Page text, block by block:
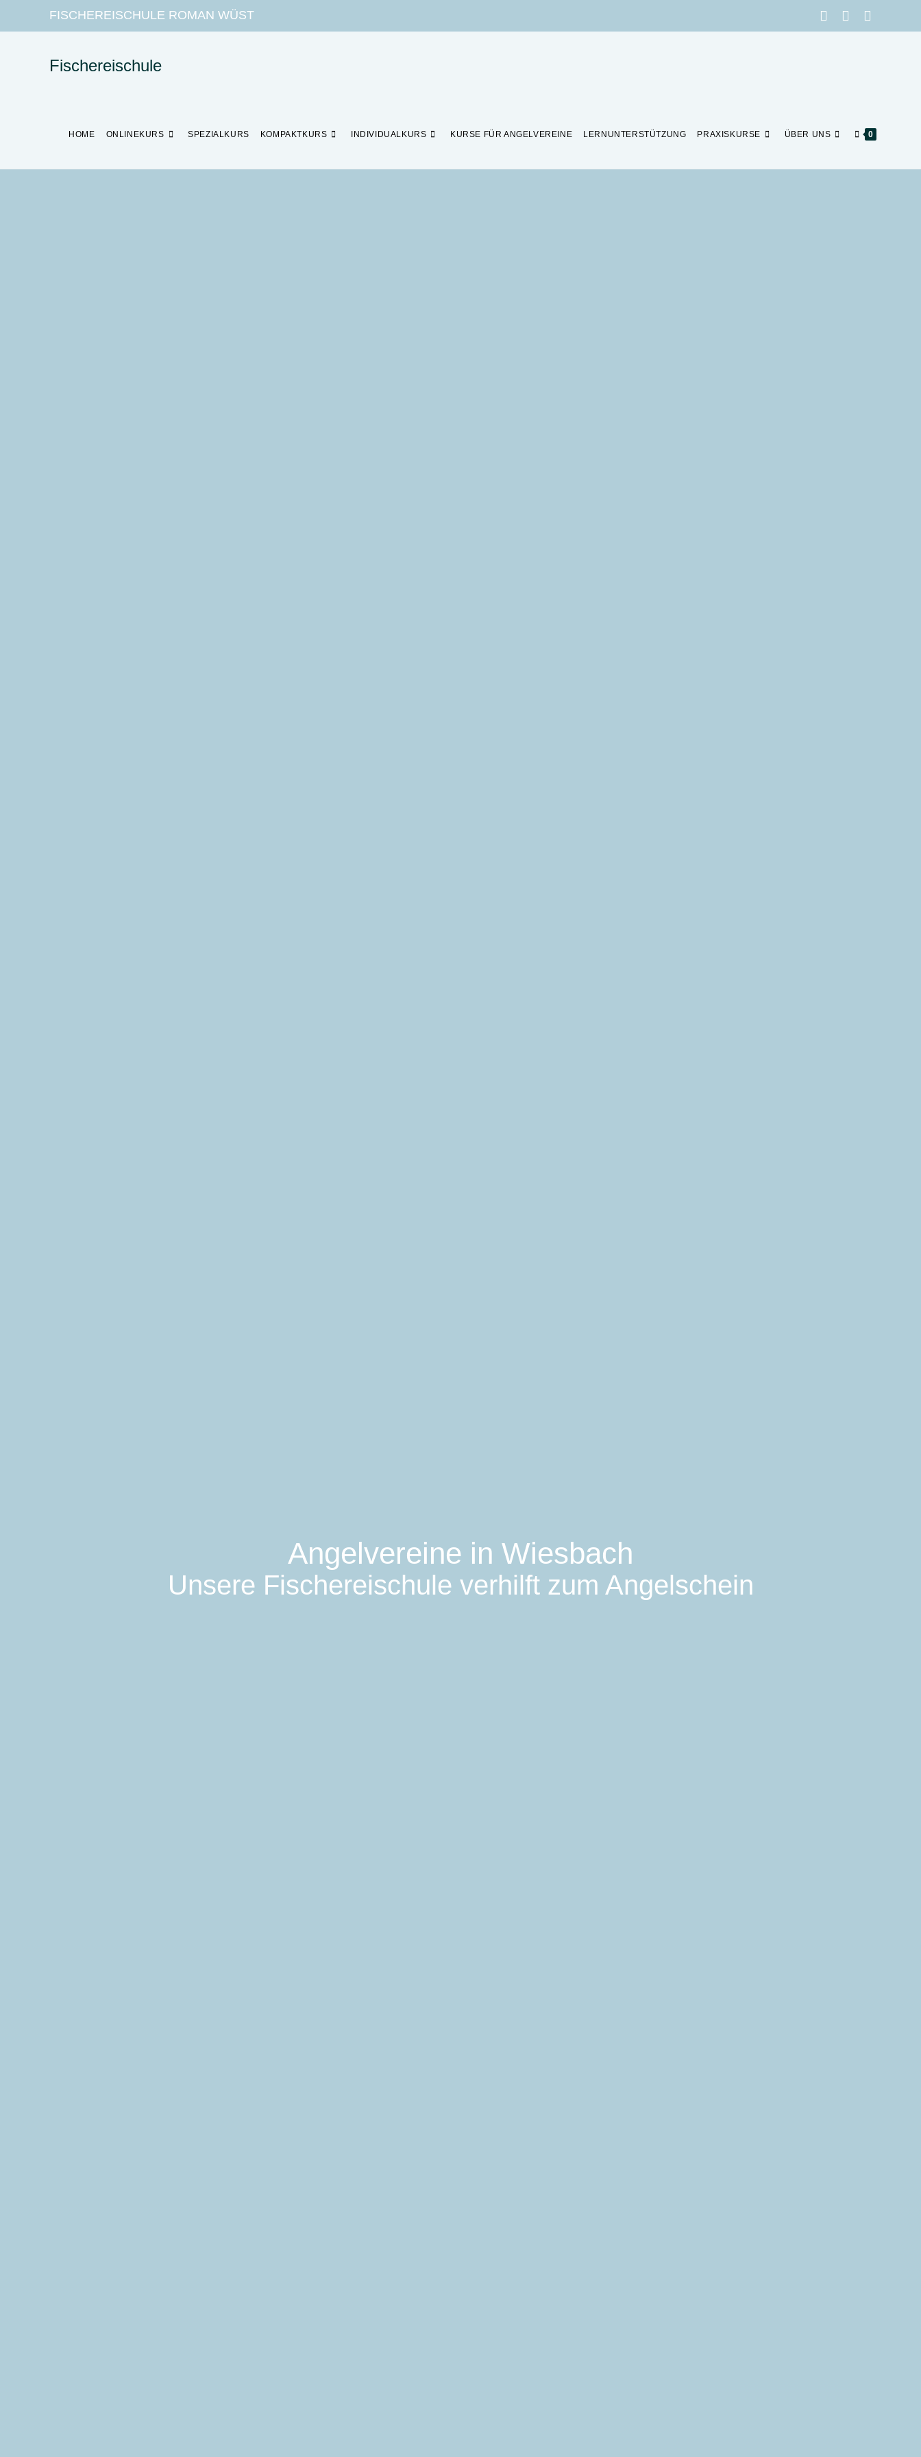
FISCHEREISCHULE ROMAN WÜST
Fischereischule
HOME ONLINEKURS SPEZIALKURS KOMPAKTKURS INDIVIDUALKURS KURSE FÜR ANGELVEREINE LERNUNTERSTÜTZUNG PRAXISKURSE ÜBER UNS 0
Angelvereine in Wiesbach
Unsere Fischereischule verhilft zum Angelschein